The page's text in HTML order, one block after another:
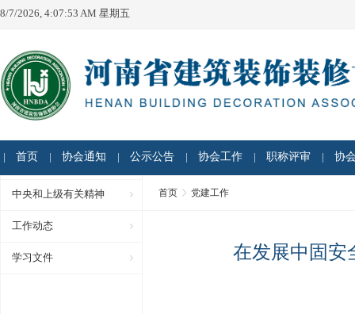
8/7/2026, 4:07:53 AM 星期五
首页 协会通知 公示公告 协会工作 职称评审 协
中央和上级有关精神
工作动态
学习文件
首页 党建工作
在发展中固